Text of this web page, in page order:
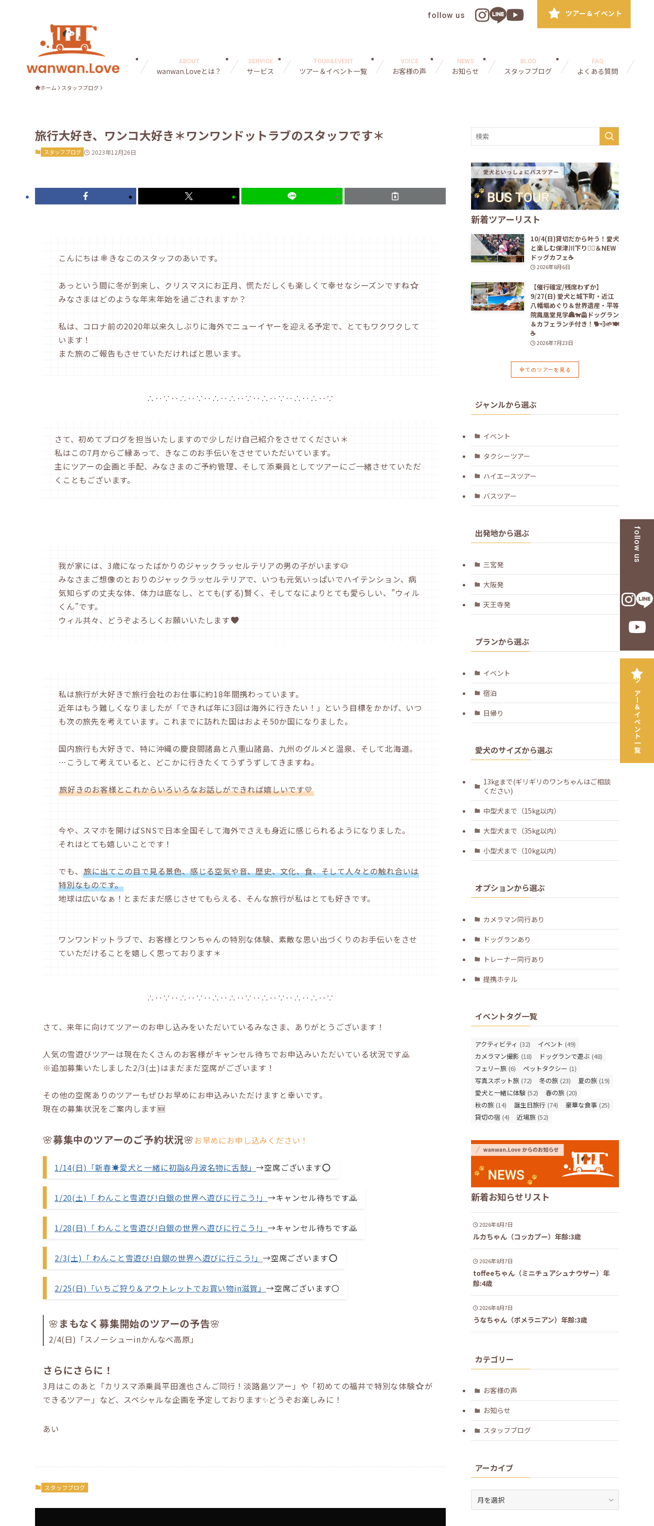
wanwan.Loveとは？
ABOUT
サービス
SERVICE
ツアー＆イベント一覧
TOUR&EVENT
お客様の声
VOICE
お知らせ
NEWS
スタッフブログ
BLOG
よくある質問
FAQ
follow us ツアー＆イベント
follow us
ツアー＆イベント一覧
ホーム スタッフブログ
旅行大好き、ワンコ大好き＊ワンワンドットラブのスタッフです＊
スタッフブログ 2023年12月26日
こんにちは きなこのスタッフのあいです。
あっという間に冬が到来し、クリスマスにお正月、慌ただしくも楽しくて幸せなシーズンですね
みなさまはどのような年末年始を過ごされますか？
私は、コロナ前の2020年以来久しぶりに海外でニューイヤーを迎える予定で、とてもワクワクして
います！
また旅のご報告もさせていただければと思います。
∴‥∵‥∴‥∵‥∴‥∴‥∵‥∴‥∵‥∴‥∴‥∵
さて、初めてブログを担当いたしますので少しだけ自己紹介をさせてください＊
私はこの7月からご縁あって、きなこのお手伝いをさせていただいています。
主にツアーの企画と手配、みなさまのご予約管理、そして添乗員としてツアーにご一緒させていただ
くこともございます。
我が家には、3歳になったばかりのジャックラッセルテリアの男の子がいます🐶
みなさまご想像のとおりのジャックラッセルテリアで、いつも元気いっぱいでハイテンション、病
気知らずの丈夫な体、体力は底なし、とても(ずる)賢く、そしてなによりとても愛らしい、”ウィル
くん”です。
ウィル共々、どうぞよろしくお願いいたします
私は旅行が大好きで旅行会社のお仕事に約18年間携わっています。
近年はもう難しくなりましたが「できれば年に3回は海外に行きたい！」という目標をかかげ、いつ
も次の旅先を考えています。これまでに訪れた国はおよそ50か国になりました。
国内旅行も大好きで、特に沖縄の慶良間諸島と八重山諸島、九州のグルメと温泉、そして北海道。
…こうして考えていると、どこかに行きたくてうずうずしてきますね。
旅好きのお客様とこれからいろいろなお話しができれば嬉しいです💛
今や、スマホを開けばSNSで日本全国そして海外でさえも身近に感じられるようになりました。
それはとても嬉しいことです！
でも、旅に出てこの目で見る景色、感じる空気や音、歴史、文化、食、そして人々との触れ合いは
特別なものです。
地球は広いなぁ！とまだまだ感じさせてもらえる、そんな旅行が私はとても好きです。
ワンワンドットラブで、お客様とワンちゃんの特別な体験、素敵な思い出づくりのお手伝いをさせ
ていただけることを嬉しく思っております＊
∴‥∵‥∴‥∵‥∴‥∴‥∵‥∴‥∵‥∴‥∴‥∵
さて、来年に向けてツアーのお申し込みをいただいているみなさま、ありがとうございます！
人気の雪遊びツアーは現在たくさんのお客様がキャンセル待ちでお申込みいただいている状況です🙇
※追加募集いたしました2/3(土)はまだまだ空席がございます！
その他の空席ありのツアーもぜひお早めにお申込みいただけますと幸いです。
現在の募集状況をご案内します🆕
🌸募集中のツアーのご予約状況🌸お早めにお申し込みください！
1/14(日)「新春☀️愛犬と一緒に初詣&丹波名物に舌鼓」→空席ございます
1/20(土)「 わんこと雪遊び!白銀の世界へ遊びに行こう!」 →キャンセル待ちです🙇
1/28(日)「 わんこと雪遊び!白銀の世界へ遊びに行こう!」 →キャンセル待ちです🙇
2/3(土)「 わんこと雪遊び!白銀の世界へ遊びに行こう!」 →空席ございます
2/25(日)「いちご狩り＆アウトレットでお買い物in滋賀」 →空席ございます〇
🌸 まもなく募集開始のツアーの予告🌸
2/4(日)「スノーシューinかんなべ高原」
さらにさらに！
3月はこのあと「カリスマ添乗員平田進也さんご同行！淡路島ツアー」や「初めての福井で特別な体験
が
できるツアー」など、スペシャルな企画を予定しております✨どうぞお楽しみに！
あい
スタッフブログ
新着ツアーリスト
10/4(日)貸切だから叶う！愛犬
と楽しむ保津川下り🚣‍♀️＆NEW
ドッグカフェ☕️
2026年8月6日
【催行確定/残席わずか】
9/27(日) 愛犬と城下町・近江
八幡堀めぐり＆世界遺産・平等
院鳳凰堂見学🏯🐕‍🦺ドッグラン
＆カフェランチ付き！🐕💨🌱🍽️
☕️
2026年7月23日
全てのツアーを見る
ジャンルから選ぶ
イベント
タクシーツアー
ハイエースツアー
バスツアー
出発地から選ぶ
三宮発
大阪発
天王寺発
プランから選ぶ
イベント
宿泊
日帰り
愛犬のサイズから選ぶ
13kgまで(ギリギリのワンちゃんはご相談
ください)
中型犬まで（15kg以内）
大型犬まで（35kg以内）
小型犬まで（10kg以内）
オプションから選ぶ
カメラマン同行あり
ドッグランあり
トレーナー同行あり
提携ホテル
イベントタグ一覧
アクティビティ (32) イベント (49)
カメラマン撮影 (18) ドッグランで遊ぶ (48)
フェリー旅 (6) ペットタクシー (1)
写真スポット旅 (72) 冬の旅 (23) 夏の旅 (19)
愛犬と一緒に体験 (52) 春の旅 (20)
秋の旅 (14) 誕生日旅行 (74) 豪華な食事 (25)
貸切の宿 (4) 近場旅 (52)
新着お知らせリスト
2026年8月7日
ルカちゃん（コッカプー）年齢:3歳
2026年8月7日
toffeeちゃん（ミニチュアシュナウザー）年
齢:4歳
2026年8月7日
うなちゃん（ポメラニアン）年齢:3歳
カテゴリー
お客様の声
お知らせ
スタッフブログ
アーカイブ